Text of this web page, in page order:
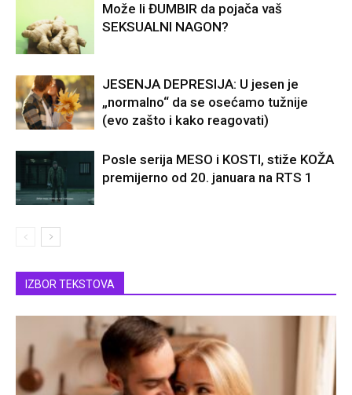
Može li ĐUMBIR da pojača vaš
SEKSUALNI NAGON?
JESENJA DEPRESIJA: U jesen je
„normalno“ da se osećamo tužnije
(evo zašto i kako reagovati)
Posle serija MESO i KOSTI, stiže KOŽA
premijerno od 20. januara na RTS 1
IZBOR TEKSTOVA